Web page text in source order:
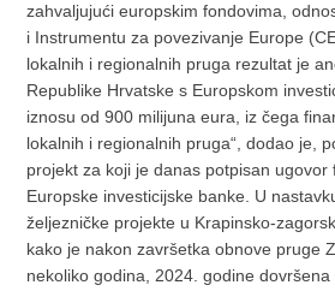
zahvaljujući europskim fondovima,
i Instrumentu za povezivanje Europe
lokalnih i regionalnih pruga rezultat je
Republike Hrvatske s Europskom
iznosu od 900 milijuna eura, iz čega
lokalnih i regionalnih pruga“, dodao je,
projekt za koji je danas potpisan ugovor
Europske investicijske banke. U
željezničke projekte u Krapinsko-
kako je nakon završetka obnove pruge
nekoliko godina, 2024. godine